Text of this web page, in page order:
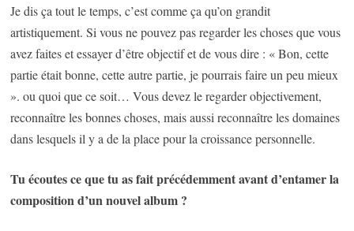
Je dis ça tout le temps, c’est comme ça qu’on grandit
artistiquement. Si vous ne pouvez pas regarder les choses que vous
avez faites et essayer d’être objectif et de vous dire : « Bon, cette
partie était bonne, cette autre partie, je pourrais faire un peu mieux
». ou quoi que ce soit… Vous devez le regarder objectivement,
reconnaître les bonnes choses, mais aussi reconnaître les domaines
dans lesquels il y a de la place pour la croissance personnelle.
Tu écoutes ce que tu as fait précédemment avant d’entamer la
composition d’un nouvel album ?